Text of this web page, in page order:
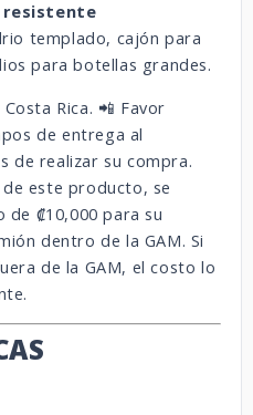
resistente
templado, cajón para
para botellas grandes.
Rica. 📲 Favor
de entrega al
de realizar su compra.
este producto, se
₡10,000 para su
dentro de la GAM. Si
de la GAM, el costo lo